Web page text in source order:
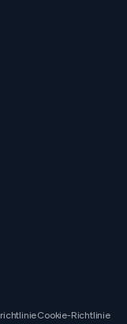
Cookie-Richtlinie